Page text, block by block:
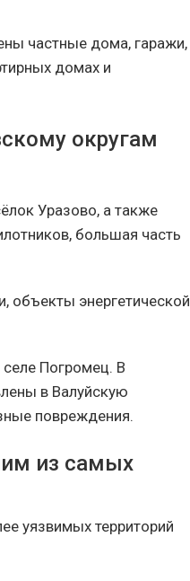
частные дома, гаражи,
домах и
округам
Уразово, а также
большая часть
объекты энергетической
Погромец. В
в Валуйскую
повреждения.
из самых
уязвимых территорий